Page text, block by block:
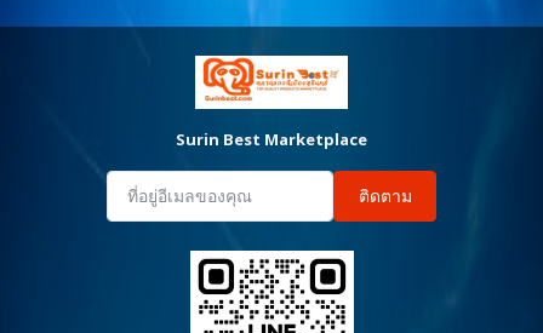
Surin Best Marketplace
ติดตาม